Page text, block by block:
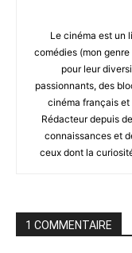
Le cinéma est un
comédies (mon
pour leur
passionnants, des
cinéma français
Rédacteur depuis
connaissances et
ceux dont la
1 COMMENTAIRE